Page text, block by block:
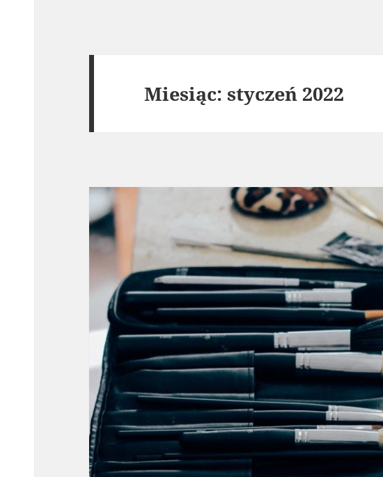
Miesiąc:styczeń 2022